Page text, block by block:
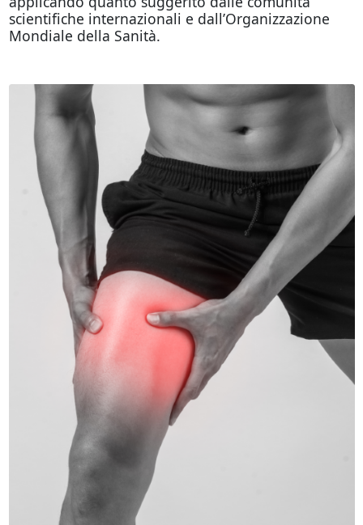
scientifiche internazionali e dall’Organizzazione
Mondiale della Sanità.